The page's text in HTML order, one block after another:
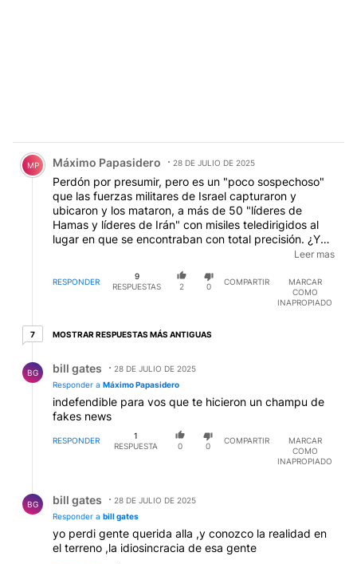
Comentario de Máximo Papasidero.
MP Máximo Papasidero 28 DE JULIO DE 2025
Perdón por presumir, pero es un "poco sospechoso"
que las fuerzas militares de Israel capturaron y
ubicaron y los mataron, a más de 50 "líderes de
Hamas y líderes de Irán" con misiles teledirigidos al
lugar en que se encontraban con total precisión. ¿Y
como puede entenderse que todavía no pudieron
ubicar a un grupo de "colifas" de Hamas que tiene a
los rehenes hebreos? Es raro no? Mientras sigan los
rehenes seguimos con la guerra invasora...no? Digo
Leer mas
RESPONDER
9
RESPUESTAS
2 0
COMPARTIR
MARCAR
COMO
INAPROPIADO
77 respuestas más antiguas
MOSTRAR RESPUESTAS MÁS ANTIGUAS
BG bill gates
28 DE JULIO DE 2025
Responder a Máximo Papasidero
indefendible para vos que te hicieron un champu de
fakes news
RESPONDER
1
RESPUESTA
0 0
COMPARTIR
MARCAR
COMO
INAPROPIADO
BG bill gates
28 DE JULIO DE 2025
Responder a bill gates
yo perdi gente querida alla ,y conozco la realidad en
el terreno ,la idiosincracia de esa gente